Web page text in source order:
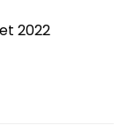
2022